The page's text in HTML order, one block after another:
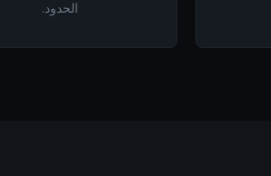
الحدود.